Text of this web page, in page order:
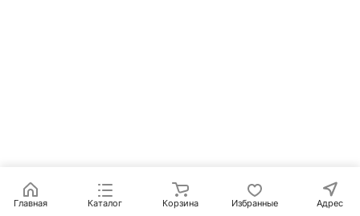
Главная Каталог Корзина Избранные Адрес